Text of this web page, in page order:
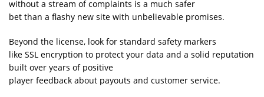
without a stream of complaints is a much safer
bet than a flashy new site with unbelievable promises.
Beyond the license, look for standard safety markers
like SSL encryption to protect your data and a solid reputation
built over years of positive
player feedback about payouts and customer service.